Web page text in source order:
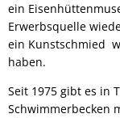
ein
Erwerbsquelle
ein Kunstschmied
haben.
Seit 1975 gibt es in
Schwimmerbecken